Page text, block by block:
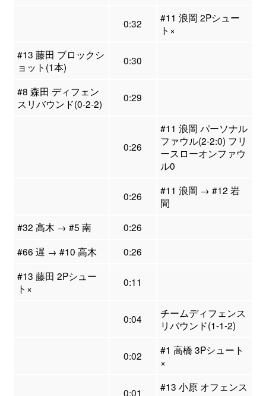
0:32
#11 浪岡 2Pシュー
ト×
#13 藤田 ブロックシ
ョット(1本)
0:30
#8 森田 ディフェン
スリバウンド(0-2-2)
0:29
0:26
#11 浪岡 パーソナル
ファウル(2-2:0) フリ
ースローオンファウ
ル0
0:26
#11 浪岡 → #12 岩
間
#32 高木 → #5 南
0:26
#66 遅 → #10 高木
0:26
#13 藤田 2Pシュー
ト×
0:11
0:04
チームディフェンス
リバウンド(1-1-2)
0:02
#1 高橋 3Pシュート
×
0:01
#13 小原 オフェンス